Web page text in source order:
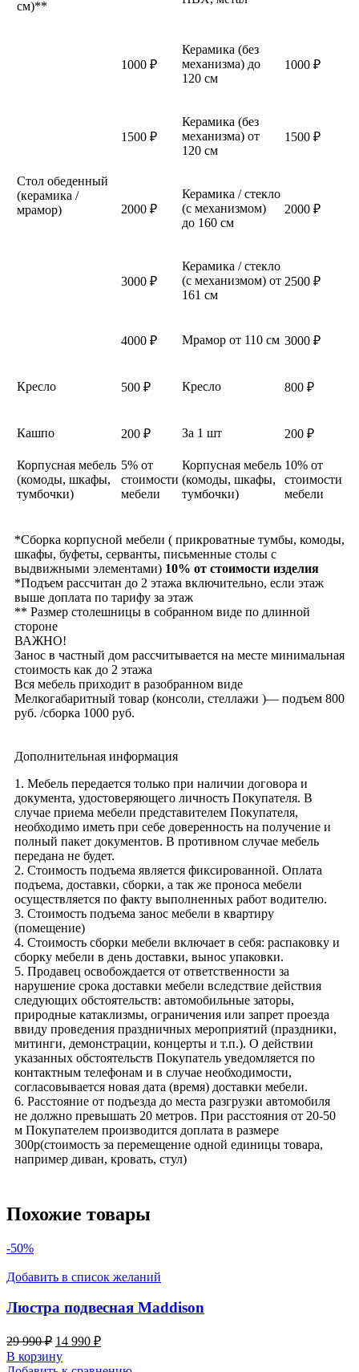
см)**
Стол обеденный
(керамика /
мрамор)
1000 ₽
Керамика (без
механизма) до
120 см
1000 ₽
1500 ₽
Керамика (без
механизма) от
120 см
1500 ₽
2000 ₽
Керамика / стекло
(с механизмом)
до 160 см
2000 ₽
3000 ₽
Керамика / стекло
(с механизмом) от
161 см
2500 ₽
4000 ₽ Мрамор от 110 см 3000 ₽
Кресло 500 ₽ Кресло 800 ₽
Кашпо 200 ₽ За 1 шт 200 ₽
Корпусная мебель
(комоды, шкафы,
тумбочки)
5% от
стоимости
мебели
Корпусная мебель
(комоды, шкафы,
тумбочки)
10% от
стоимости
мебели
*Сборка корпусной мебели ( прикроватные тумбы, комоды,
шкафы, буфеты, серванты, письменные столы с
выдвижными элементами) 10% от стоимости изделия
*Подъем рассчитан до 2 этажа включительно, если этаж
выше доплата по тарифу за этаж
** Размер столешницы в собранном виде по длинной
стороне
ВАЖНО!
Занос в частный дом рассчитывается на месте минимальная
стоимость как до 2 этажа
Вся мебель приходит в разобранном виде
Мелкогабаритный товар (консоли, стеллажи )— подъем 800
руб. /сборка 1000 руб.
Дополнительная информация
1. Мебель передается только при наличии договора и
документа, удостоверяющего личность Покупателя. В
случае приема мебели представителем Покупателя,
необходимо иметь при себе доверенность на получение и
полный пакет документов. В противном случае мебель
передана не будет.
2. Стоимость подъема является фиксированной. Оплата
подъема, доставки, сборки, а так же проноса мебели
осуществляется по факту выполненных работ водителю.
3. Стоимость подъема занос мебели в квартиру
(помещение)
4. Стоимость сборки мебели включает в себя: распаковку и
сборку мебели в день доставки, вынос упаковки.
5. Продавец освобождается от ответственности за
нарушение срока доставки мебели вследствие действия
следующих обстоятельств: автомобильные заторы,
природные катаклизмы, ограничения или запрет проезда
ввиду проведения праздничных мероприятий (праздники,
митинги, демонстрации, концерты и т.п.). О действии
указанных обстоятельств Покупатель уведомляется по
контактным телефонам и в случае необходимости,
согласовывается новая дата (время) доставки мебели.
6. Расстояние от подъезда до места разгрузки автомобиля
не должно превышать 20 метров. При расстояния от 20-50
м Покупателем производится доплата в размере
300р(стоимость за перемещение одной единицы товара,
например диван, кровать, стул)
Похожие товары
-50%
Добавить в список желаний
Люстра подвесная Maddison
29 990₽ 14 990 ₽
В корзину